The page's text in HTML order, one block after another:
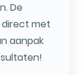
De
met
aanpak